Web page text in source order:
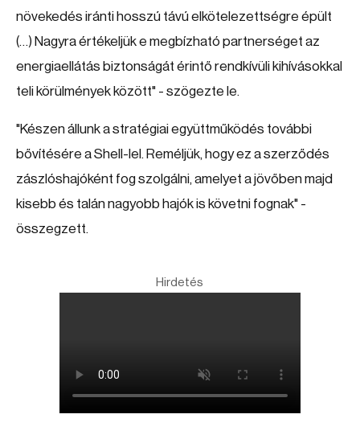
növekedés iránti hosszú távú elkötelezettségre épült
(…) Nagyra értékeljük e megbízható partnerséget az
energiaellátás biztonságát érintő rendkívüli kihívásokkal
teli körülmények között" - szögezte le.
"Készen állunk a stratégiai együttműködés további
bővítésére a Shell-lel. Reméljük, hogy ez a szerződés
zászlóshajóként fog szolgálni, amelyet a jövőben majd
kisebb és talán nagyobb hajók is követni fognak" -
összegzett.
Hirdetés